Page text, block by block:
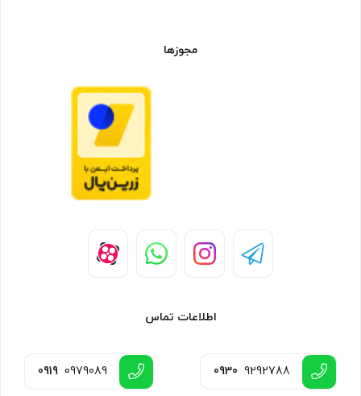
مجوزها
اطلاعات تماس
0930 9292788
0919 0979089